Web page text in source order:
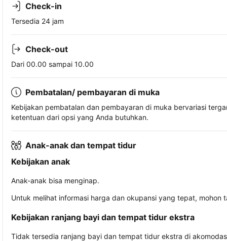
Check-in
Tersedia 24 jam
Check-out
Dari 00.00 sampai 10.00
Pembatalan/ pembayaran di muka
Kebijakan pembatalan dan pembayaran di muka bervariasi
ketentuan dari opsi yang Anda butuhkan.
Anak-anak dan tempat tidur
Kebijakan anak
Anak-anak bisa menginap.
Untuk melihat informasi harga dan okupansi yang tepat,
Kebijakan ranjang bayi dan tempat tidur ekstra
Tidak tersedia ranjang bayi dan tempat tidur ekstra di